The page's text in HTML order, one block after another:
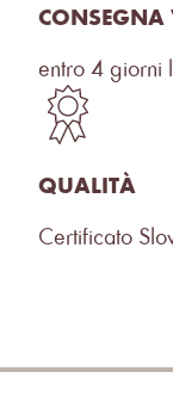
CONSEGNA
entro 4 giorni
QUALITÀ
Certificato